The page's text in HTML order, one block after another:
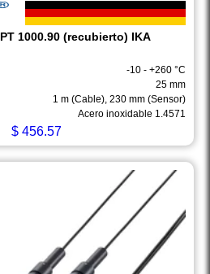
1000.90 (recubierto) IKA
-10 - +260 °C
25 mm
1 m (Cable), 230 mm (Sensor)
Acero inoxidable 1.4571
$ 456.57